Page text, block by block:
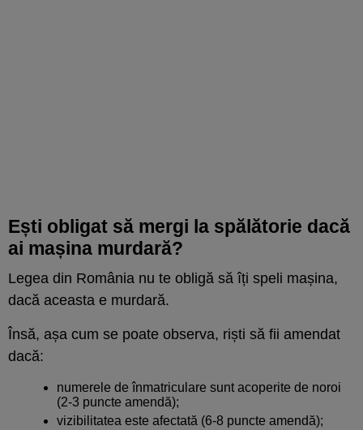
Ești obligat să mergi la spălătorie dacă
ai mașina murdară?
Legea din România nu te obligă să îți speli mașina,
dacă aceasta e murdară.
Însă, așa cum se poate observa, riști să fii amendat
dacă:
numerele de înmatriculare sunt acoperite de noroi
(2-3 puncte amendă);
vizibilitatea este afectată (6-8 puncte amendă);